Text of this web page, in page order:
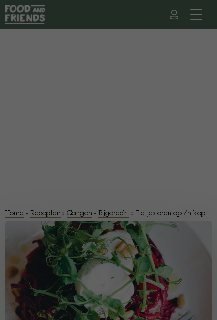
Home » Recepten » Gangen » Bijgerecht » Bietjestoren op z’n kop